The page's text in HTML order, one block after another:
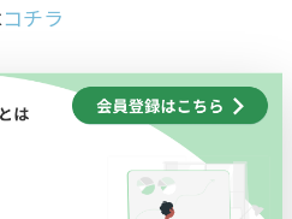
コチラ